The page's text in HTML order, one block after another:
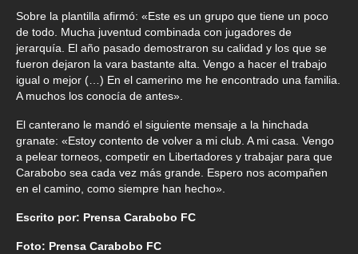
Sobre la plantilla afirmó: «Este es un grupo que tiene un poco
de todo. Mucha juventud combinada con jugadores de
jerarquía. El año pasado demostraron su calidad y los que se
fueron dejaron la vara bastante alta. Vengo a hacer el trabajo
igual o mejor (…) En el camerino me he encontrado una familia.
A muchos los conocía de antes».
El canterano le mandó el siguiente mensaje a la hinchada
granate: «Estoy contento de volver a mi club. A mi casa. Vengo
a pelear torneos, competir en Libertadores y trabajar para que
Carabobo sea cada vez más grande. Espero nos acompañen
en el camino, como siempre han hecho».
Escrito por: Prensa Carabobo FC
Foto: Prensa Carabobo FC